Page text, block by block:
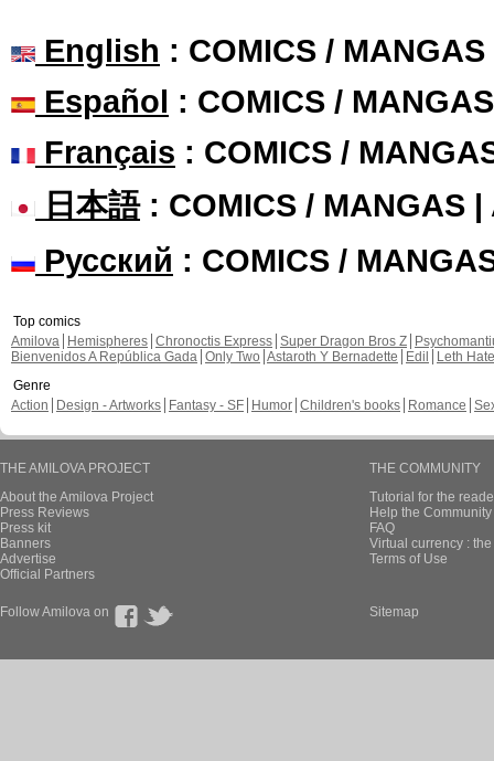
English : COMICS /
Español : COMICS /
Français : COMICS /
日本語: COMICS / MANGAS |
Русский : COMICS /
Top comics
Amilova
Hemispheres Chronoctis Express Super Dragon Bros Z
Bienvenidos A República Gada Only Two Astaroth Y Bernadette Edil
Leth Hate
Genre
Action
Design - Artworks Fantasy - SF Humor Children's books Romance
THE AMILOVA PROJECT
About the Amilova Project
Press Reviews
Press kit
Banners
Advertise
Official Partners
THE COMMUNITY
Tutorial for the
Help the
FAQ
Virtual currency :
Terms of Use
Follow Amilova on Sitemap